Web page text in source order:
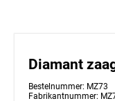
Diamant
Bestelnummer: MZ73
Fabrikantnummer: